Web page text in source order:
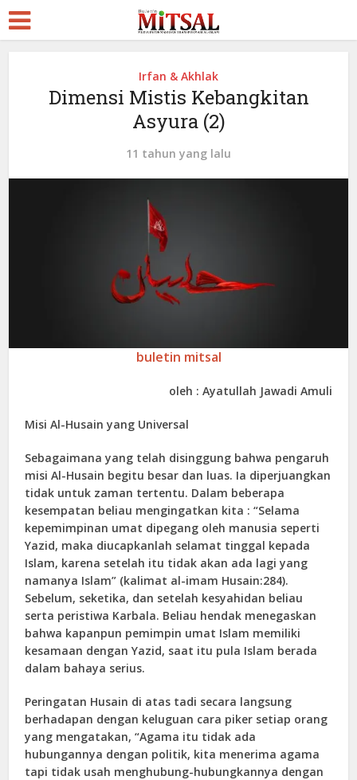
Irfan & Akhlak
Dimensi Mistis Kebangkitan
Asyura (2)
11 tahun yang lalu
buletin mitsal
oleh : Ayatullah Jawadi Amuli
Misi Al-Husain yang Universal
Sebagaimana yang telah disinggung bahwa pengaruh
misi Al-Husain begitu besar dan luas. Ia diperjuangkan
tidak untuk zaman tertentu. Dalam beberapa
kesempatan beliau mengingatkan kita : “Selama
kepemimpinan umat dipegang oleh manusia seperti
Yazid, maka diucapkanlah selamat tinggal kepada
Islam, karena setelah itu tidak akan ada lagi yang
namanya Islam” (kalimat al-imam Husain:284).
Sebelum, seketika, dan setelah kesyahidan beliau
serta peristiwa Karbala. Beliau hendak menegaskan
bahwa kapanpun pemimpin umat Islam memiliki
kesamaan dengan Yazid, saat itu pula Islam berada
dalam bahaya serius.
Peringatan Husain di atas tadi secara langsung
berhadapan dengan keluguan cara piker setiap orang
yang mengatakan, “Agama itu tidak ada
hubungannya dengan politik, kita menerima agama
tapi tidak usah menghubung-hubungkannya dengan